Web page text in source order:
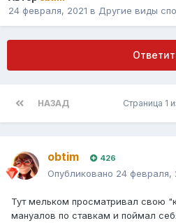
24 февраля, 2021 в Другие виды
НАЗАД Страница 1
obtim 426
Опубликовано 24 февраля,
Тут мельком просматривал свою
мануалов по ставкам и поймал